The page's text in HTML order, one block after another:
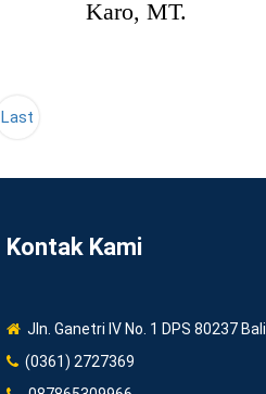
Karo, MT.
Last
Kontak Kami
Jln. Ganetri IV No. 1 DPS 80237 Bali
(0361) 2727369